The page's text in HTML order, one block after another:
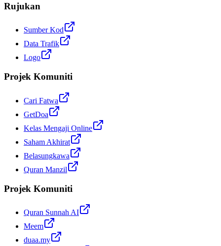
Rujukan
Sumber Kod
Data Trafik
Logo
Projek Komuniti
Cari Fatwa
GetDoa
Kelas Mengaji Online
Saham Akhirat
Belasungkawa
Quran Manzil
Projek Komuniti
Quran Sunnah AI
Meem
duaa.my